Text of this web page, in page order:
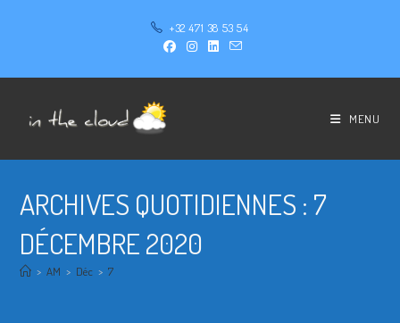
+32 471 38 53 54
MENU
ARCHIVES QUOTIDIENNES : 7
DÉCEMBRE 2020
> AM > Déc > 7